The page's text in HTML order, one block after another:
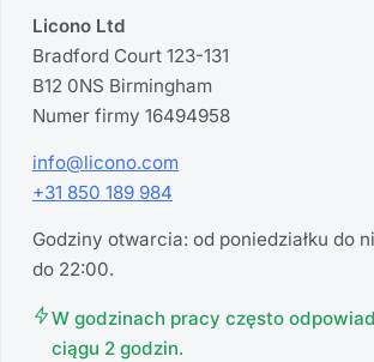
Licono Ltd
Bradford Court 123-131
B12 0NS Birmingham
Numer firmy 16494958
info@licono.com
+31 850 189 984
Godziny otwarcia: od poniedziałku do
do 22:00.
W godzinach pracy często
ciągu 2 godzin.